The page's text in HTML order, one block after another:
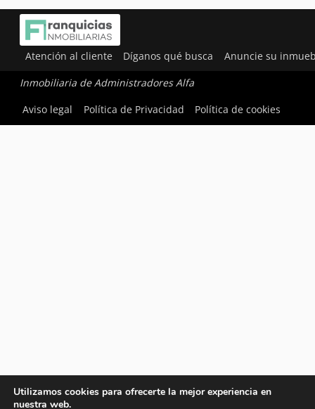
Atención al cliente Díganos qué busca Anuncie su
Inmobiliaria de Administradores Alfa
Aviso legal
Política de Privacidad Política de cookies
Utilizamos cookies para ofrecerte la mejor experiencia en
nuestra web.